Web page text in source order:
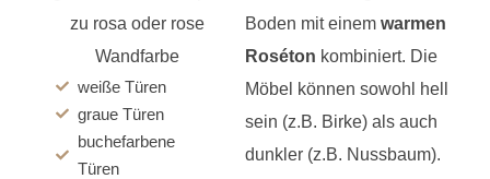
weiße Türen
graue Türen
buchefarbene
Türen
Boden mit einem warmen
Roséton kombiniert. Die
Möbel können sowohl hell
sein (z.B. Birke) als auch
dunkler (z.B. Nussbaum).